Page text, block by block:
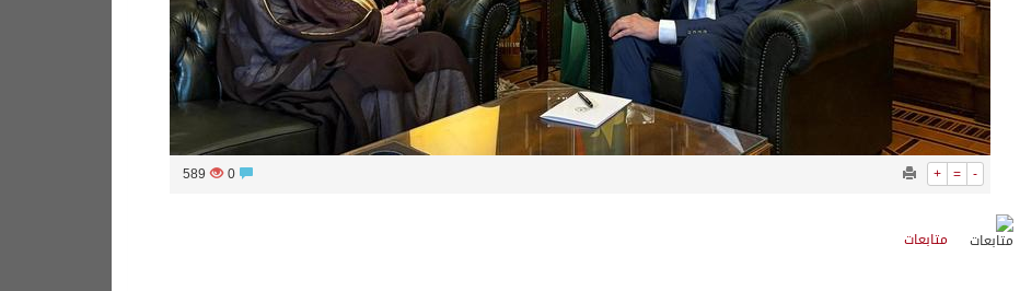
+ = -
0
589
متابعات